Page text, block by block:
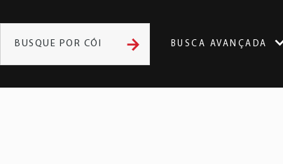
BUSCA AVANÇADA